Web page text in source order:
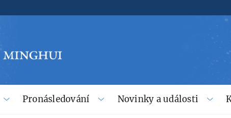
Pronásledování Novinky a události